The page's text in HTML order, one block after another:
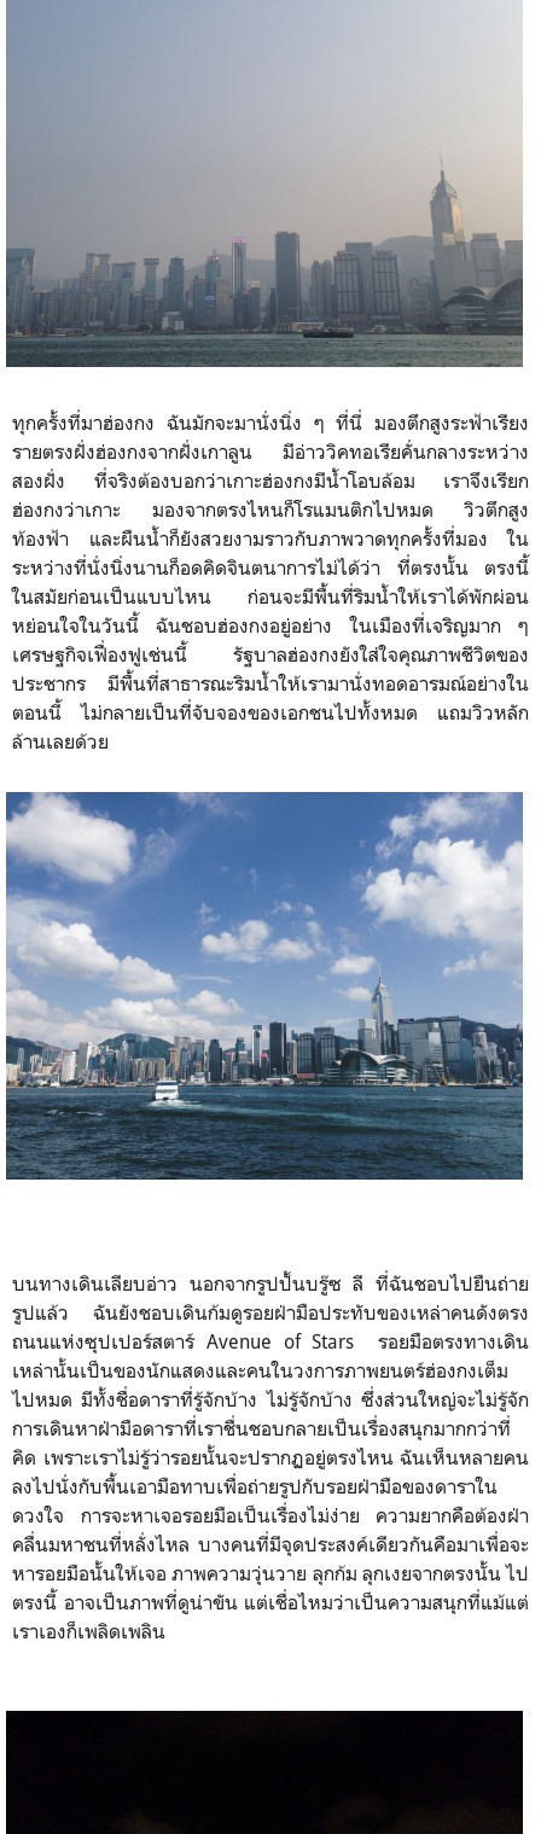
ทุกครั้งที่มาฮ่องกง ฉันมักจะมานั่งนิ่ง ๆ ที่นี่ มองตึกสูงระฟ้าเรียง
รายตรงฝั่งฮ่องกงจากฝั่งเกาลูน มีอ่าววิคทอเรียคั่นกลางระหว่าง
สองฝั่ง ที่จริงต้องบอกว่าเกาะฮ่องกงมีน้ำโอบล้อม เราจึงเรียก
ฮ่องกงว่าเกาะ มองจากตรงไหนก็โรแมนติกไปหมด วิวตึกสูง
ท้องฟ้า และผืนน้ำก็ยังสวยงามราวกับภาพวาดทุกครั้งที่มอง ใน
ระหว่างที่นั่งนิ่งนานก็อดคิดจินตนาการไม่ได้ว่า ที่ตรงนั้น ตรงนี้
ในสมัยก่อนเป็นแบบไหน ก่อนจะมีพื้นที่ริมน้ำให้เราได้พักผ่อน
หย่อนใจในวันนี้ ฉันชอบฮ่องกงอยู่อย่าง ในเมืองที่เจริญมาก ๆ
เศรษฐกิจเฟื่องฟูเช่นนี้ รัฐบาลฮ่องกงยังใส่ใจคุณภาพชีวิตของ
ประชากร มีพื้นที่สาธารณะริมน้ำให้เรามานั่งทอดอารมณ์อย่างใน
ตอนนี้ ไม่กลายเป็นที่จับจองของเอกชนไปทั้งหมด แถมวิวหลัก
ล้านเลยด้วย
บนทางเดินเลียบอ่าว นอกจากรูปปั้นบรู๊ซ ลี ที่ฉันชอบไปยืนถ่าย
รูปแล้ว ฉันยังชอบเดินก้มดูรอยฝ่ามือประทับของเหล่าคนดังตรง
ถนนแห่งซุปเปอร์สตาร์ Avenue of Stars รอยมือตรงทางเดิน
เหล่านั้นเป็นของนักแสดงและคนในวงการภาพยนตร์ฮ่องกงเต็ม
ไปหมด มีทั้งชื่อดาราที่รู้จักบ้าง ไม่รู้จักบ้าง ซึ่งส่วนใหญ่จะไม่รู้จัก
การเดินหาฝ่ามือดาราที่เราชื่นชอบกลายเป็นเรื่องสนุกมากกว่าที่
คิด เพราะเราไม่รู้ว่ารอยนั้นจะปรากฏอยู่ตรงไหน ฉันเห็นหลายคน
ลงไปนั่งกับพื้นเอามือทาบเพื่อถ่ายรูปกับรอยฝ่ามือของดาราใน
ดวงใจ การจะหาเจอรอยมือเป็นเรื่องไม่ง่าย ความยากคือต้องฝ่า
คลื่นมหาชนที่หลั่งไหล บางคนที่มีจุดประสงค์เดียวกันคือมาเพื่อจะ
หารอยมือนั้นให้เจอ ภาพความวุ่นวาย ลุกก้ม ลุกเงยจากตรงนั้น ไป
ตรงนี้ อาจเป็นภาพที่ดูน่าขัน แต่เชื่อไหมว่าเป็นความสนุกที่แม้แต่
เราเองก็เพลิดเพลิน